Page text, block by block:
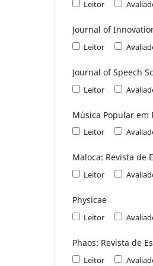
Leitor
Journal of
Leitor
Journal of Speech
Leitor
Música Popular em
Leitor
Maloca: Revista de
Leitor
Physicae
Leitor
Phaos: Revista de
Leitor